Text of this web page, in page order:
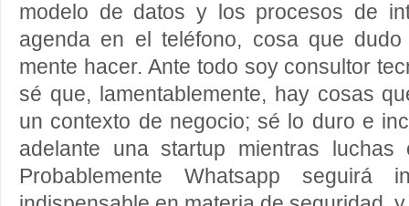
modelo de datos y los procesos de
agenda en el teléfono, cosa que
mente hacer. Ante todo soy consultor
sé que, lamentablemente, hay cosas
un contexto de negocio; sé lo duro e
adelante una startup mientras
Probablemente Whatsapp seguirá